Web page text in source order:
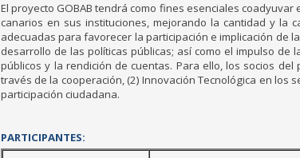
El proyecto GOBAB tendrá como fines esenciales
canarios en sus instituciones, mejorando la cantidad y la
adecuadas para favorecer la participación e implicación de
desarrollo de las políticas públicas; así como el impulso
públicos y la rendición de cuentas. Para ello, los socios
través de la cooperación, (2) Innovación Tecnológica en los
participación ciudadana.
PARTICIPANTES: